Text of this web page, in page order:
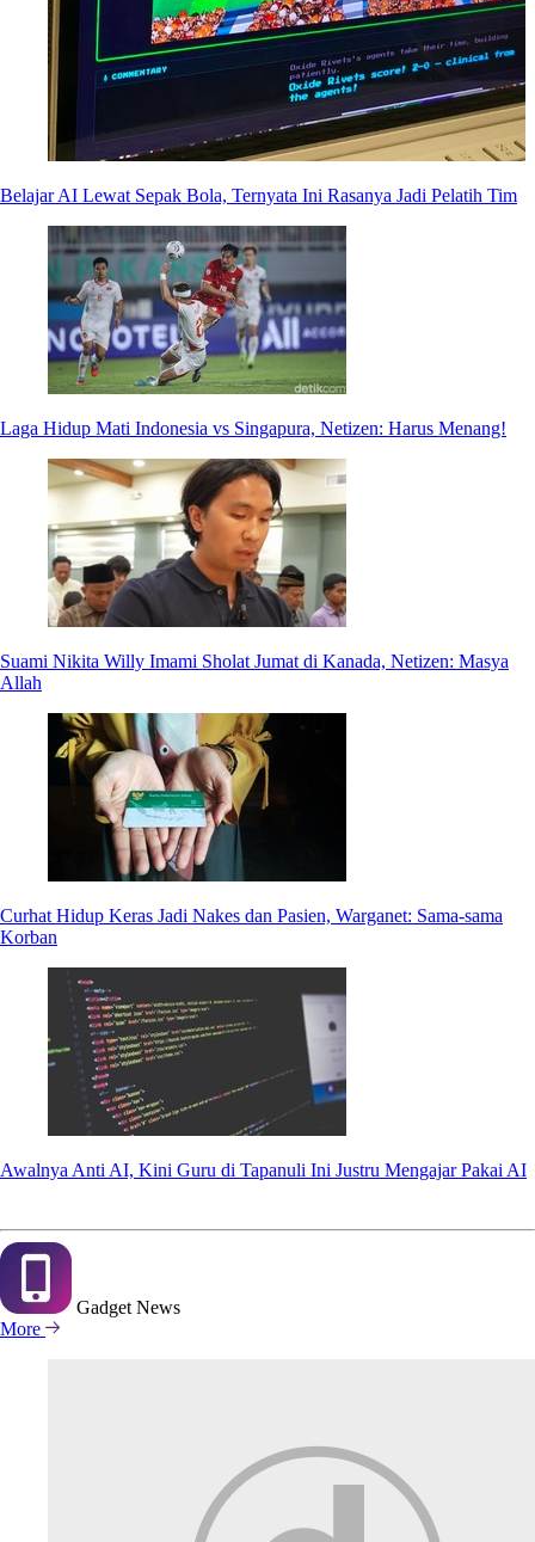
Belajar AI Lewat Sepak Bola, Ternyata Ini Rasanya Jadi Pelatih Tim
Laga Hidup Mati Indonesia vs Singapura, Netizen: Harus Menang!
Suami Nikita Willy Imami Sholat Jumat di Kanada, Netizen: Masya
Allah
Curhat Hidup Keras Jadi Nakes dan Pasien, Warganet: Sama-sama
Korban
Awalnya Anti AI, Kini Guru di Tapanuli Ini Justru Mengajar Pakai AI
Gadget News
More